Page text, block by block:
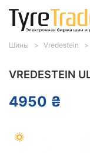
VREDESTEIN
4950 ₴
Шины Vredestein